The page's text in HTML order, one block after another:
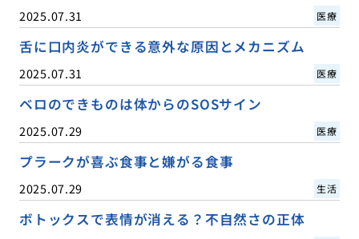
2025.07.31 医療
舌に口内炎ができる意外な原因とメカニズム
2025.07.31 医療
ベロのできものは体からのSOSサイン
2025.07.29 医療
プラークが喜ぶ食事と嫌がる食事
2025.07.29 生活
ボトックスで表情が消える？不自然さの正体